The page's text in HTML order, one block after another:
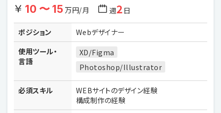
10 〜 15万円/月 週2日
ポジション
Webデザイナー
使用ツール・
言語
XD/Figma
Photoshop/Illustrator
必須スキル
WEBサイトのデザイン経験
構成制作の経験